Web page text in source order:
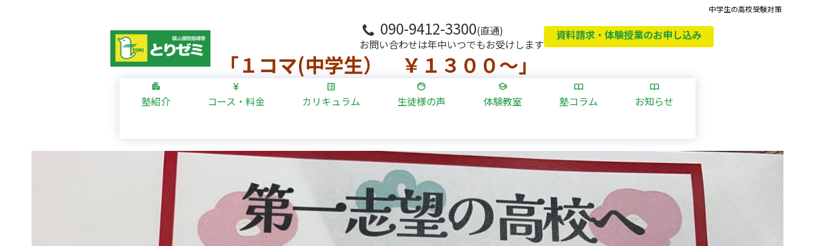
中学生の高校受験対策
090-9412-3300(直通)
お問い合わせは年中いつでもお受けします
資料請求・体験授業のお申し込み
「１コマ(中学生） ￥１３００～」
塾紹介 コース・料金 カリキュラム 生徒様の声 体験教室 塾コラム お知らせ